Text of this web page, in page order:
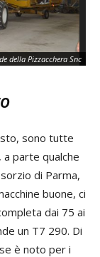
della Pizzacchera Snc
sono tutte
parte qualche
di Parma,
buone, ci
dai 75 ai
un T7 290. Di
è noto per i